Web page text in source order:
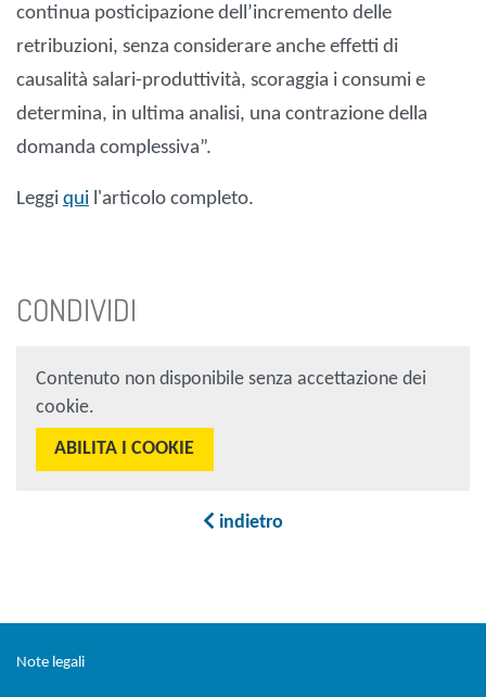
continua posticipazione dell’incremento delle
retribuzioni, senza considerare anche effetti di
causalità salari-produttività, scoraggia i consumi e
determina, in ultima analisi, una contrazione della
domanda complessiva”.
Leggi qui l'articolo completo.
CONDIVIDI
Contenuto non disponibile senza accettazione dei
cookie.
ABILITA I COOKIE
indietro
Note legali